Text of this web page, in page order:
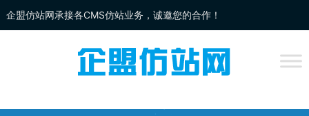
企盟仿站网承接各CMS仿站业务，诚邀您的合作！
DEDECMS仿站 、WORDPRESS仿站
、网站兼容等服务，欢迎您的访问！